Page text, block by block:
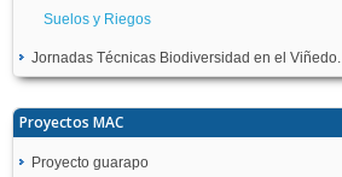
Suelos y Riegos
Jornadas Técnicas Biodiversidad en el Viñedo.
Proyectos MAC
Proyecto guarapo